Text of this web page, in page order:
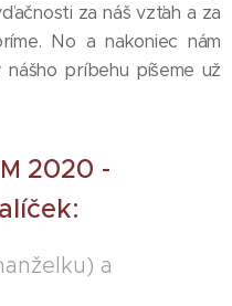
za náš vzťah a za
No a nakoniec nám
príbehu píšeme už
2020 -
a